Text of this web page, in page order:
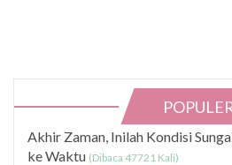
Akhir Zaman, Inilah Kondisi
ke Waktu (Dibaca 47721 Kali)